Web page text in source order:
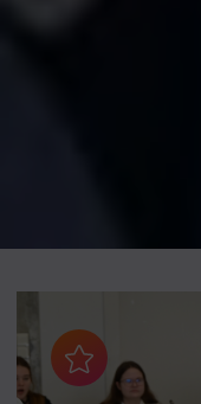
Aggiungi ai preferiti